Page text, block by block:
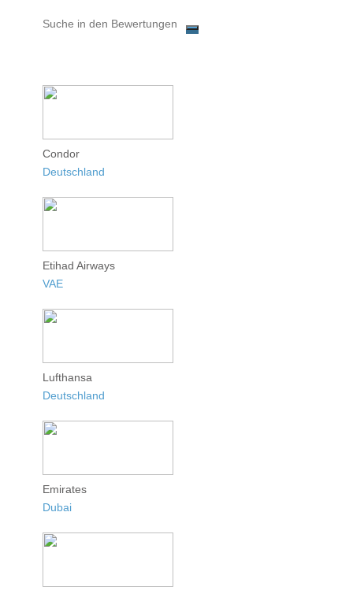
Condor
Deutschland
Etihad Airways
VAE
Lufthansa
Deutschland
Emirates
Dubai